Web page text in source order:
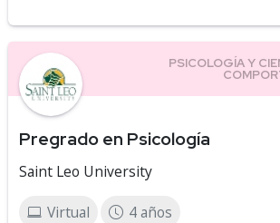
Pregrado en Psicología
Saint Leo University
Virtual 4 años